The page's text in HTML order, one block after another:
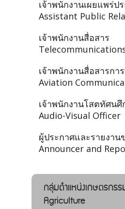
เจ้าพนักงานเผยแพร่ป
Assistant Public
เจ้าพนักงานสื่อสาร
เจ้าพนักงานสื่อสารกา
Aviation
เจ้าพนักงานโสตทัศนศึ
Audio-Visual Officer
ผู้ประกาศและรายงาน
Announcer and
กลุ่มตำแหน่งเกษตรกร
Agriculture